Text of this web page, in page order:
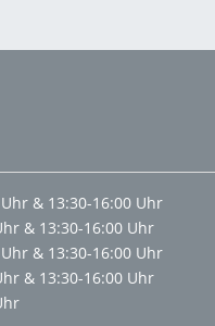
& 13:30-16:00 Uhr
& 13:30-16:00 Uhr
& 13:30-16:00 Uhr
& 13:30-16:00 Uhr